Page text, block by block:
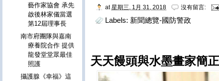
at星期三, 1月 31, 2018 沒有留言:
Labels: 新聞總覽-國防警政
天天饅頭與水墨畫家簡
藝作家協會 承先
啟後林家儀當選
第12屆理事長
南市府團隊與嘉南
療養院合作 提供
龍發堂堂眾最佳
照護
攝護腺《幸福》這